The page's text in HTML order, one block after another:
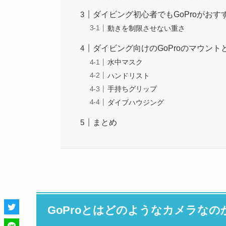
ダイビング初心者でもGoProがおす
動きを制限させない重さ
ダイビング向けのGoProのマウント
水中マスク
ハンドリスト
手持ちグリップ
ダイブハウジング
まとめ
GoProとはどのようなカメラなの